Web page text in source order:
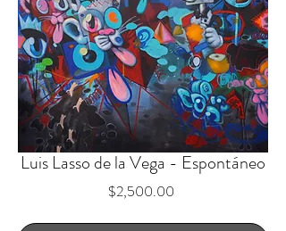
Luis Lasso de la Vega - Espontáneo
$2,500.00Price